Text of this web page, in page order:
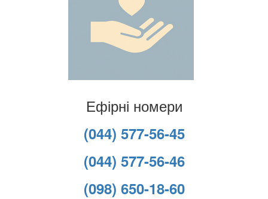
Ефірні номери
(044) 577-56-45
(044) 577-56-46
(098) 650-18-60